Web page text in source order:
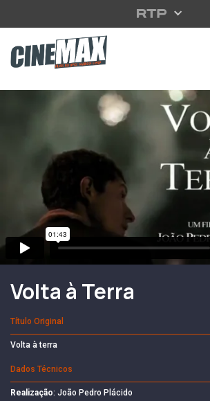
Saltar para o conteúdo principal
Filme em Cartaz
Volta à Terra
Título Original
Volta à terra
Dados Técnicos
Realização: João Pedro Plácido